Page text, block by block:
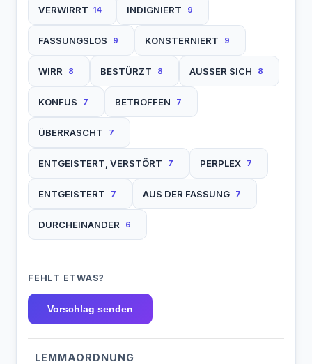
VERWIRRT 14 INDIGNIERT 9
FASSUNGSLOS 9 KONSTERNIERT 9
WIRR 8 BESTÜRZT 8 AUSSER SICH 8
KONFUS 7 BETROFFEN 7
ÜBERRASCHT 7
ENTGEISTERT, VERSTÖRT 7 PERPLEX 7
ENTGEISTERT 7 AUS DER FASSUNG 7
DURCHEINANDER 6
FEHLT ETWAS?
Vorschlag senden
LEMMAORDNUNG